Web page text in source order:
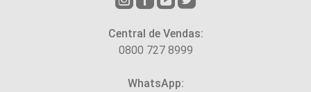
Central de Vendas:
0800 727 8999
WhatsApp: